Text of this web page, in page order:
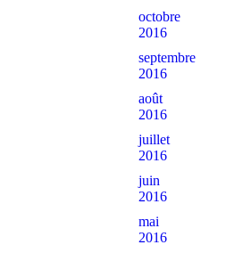
octobre
2016
septembre
2016
août
2016
juillet
2016
juin
2016
mai
2016